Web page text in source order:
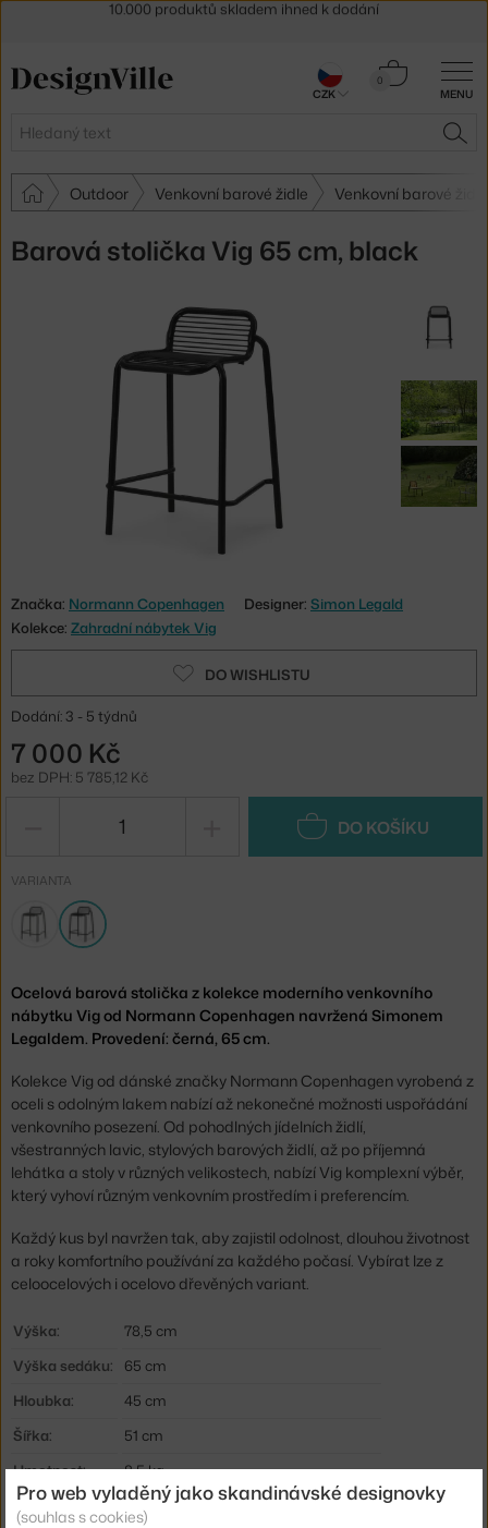
MENU
Hledat
0
Košík
Outdoor Venkovní barové židle Venkovní barové
Barová stolička Vig 65 cm, black
Značka: Normann Copenhagen Designer: Simon Legald
Kolekce: Zahradní nábytek Vig
DO WISHLISTU
Dodání: 3 - 5 týdnů
7 000 Kč
bez DPH: 5 785,12 Kč
DO KOŠÍKU
VARIANTA
Ocelová barová stolička z kolekce moderního venkovního
nábytku Vig od Normann Copenhagen navržená Simonem
Legaldem. Provedení: černá, 65 cm.
Kolekce Vig od dánské značky Normann Copenhagen vyrobená z
oceli s odolným lakem nabízí až nekonečné možnosti uspořádání
venkovního posezení. Od pohodlných jídelních židlí,
všestranných lavic, stylových barových židlí, až po příjemná
lehátka a stoly v různých velikostech, nabízí Vig komplexní výběr,
který vyhoví různým venkovním prostředím i preferencím.
Každý kus byl navržen tak, aby zajistil odolnost, dlouhou životnost
a roky komfortního používání za každého počasí. Vybírat lze z
celoocelových i ocelovo dřevěných variant.
Výška:
78,5 cm
Výška sedáku:
65 cm
Hloubka:
45 cm
Šířka:
51 cm
Hmotnost:
8,5 kg
Výška stoličky: nízká barovka (výška sezení ca 65 cm)
30 dní na vrácení zboží
CZK
Pro web vyladěný jako skandinávské designovky
(souhlas s cookies)